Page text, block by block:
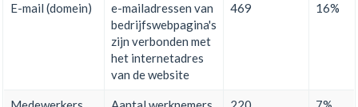
E-mail (domein)
e-mailadressen van
bedrijfswebpagina's
zijn verbonden met
het internetadres
van de website
469 16%